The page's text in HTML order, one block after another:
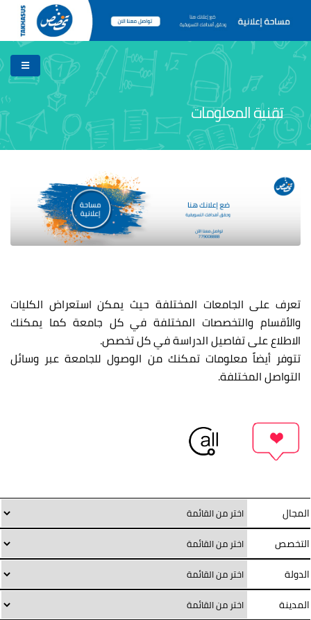
تقنية المعلومات
تعرف على الجامعات المختلفة حيث يمكن استعراض الكليات
والأقسام والتخصصات المختلفة في كل جامعة كما يمكنك
الاطلاع على تفاصيل الدراسة في كل تخصص.
تتوفر أيضاً معلومات تمكنك من الوصول للجامعة عبر وسائل
التواصل المختلفة.
المجال
التخصص
الدولة
المدينة